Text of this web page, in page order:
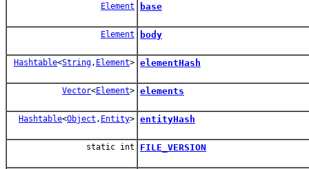
Element base
Element body
Hashtable<String, Element> elementHash
Vector<Element> elements
Hashtable<Object , Entity> entityHash
static int FILE_VERSION